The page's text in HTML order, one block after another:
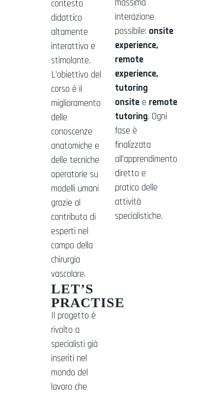
contesto
didattico
altamente
interattivo e
stimolante.
L’obiettivo del
corso è il
miglioramento
delle
conoscenze
anatomiche e
delle tecniche
operatorie su
modelli umani
grazie al
contributo di
esperti nel
campo della
chirurgia
vascolare.
LET’S
PRACTISE
Il progetto è
rivolto a
specialisti già
inseriti nel
mondo del
lavoro che
massima
interazione
possibile: onsite
experience,
remote
experience,
tutoring
onsite e remote
tutoring. Ogni
fase è
finalizzata
all’apprendimento
diretto e
pratico delle
attività
specialistiche.